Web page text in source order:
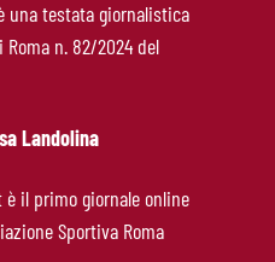
arrivo oggi: il passaporto può
un altro colpo
una testata giornalistica
n. 82/2024 del
Landolina
è il primo giornale online
Sportiva Roma